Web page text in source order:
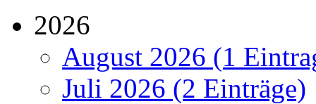
2026
August 2026 (1
Juli 2026 (2 Einträge)